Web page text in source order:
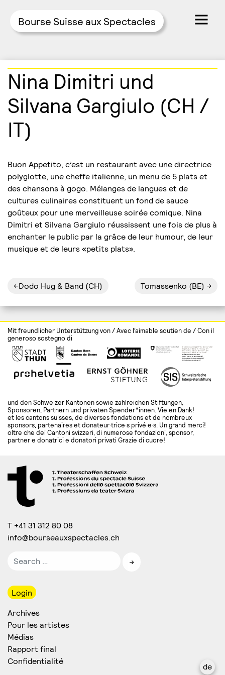
de
Bourse Suisse aux Spectacles
Skip
content
Nina Dimitri und
Silvana Gargiulo (CH /
IT)
Buon Appetito, c’est un restaurant avec une directrice
polyglotte, une cheffe italienne, un menu de 5 plats et
des chansons à gogo. Mélanges de langues et de
cultures culinaires constituent un fond de sauce
goûteux pour une merveilleuse soirée comique. Nina
Dimitri et Silvana Gargiulo réussissent une fois de plus à
enchanter le public par la grâce de leur humour, de leur
musique et de leurs «petits plats».
Navigation
de
l’article
Dodo Hug & Band (CH) Tomassenko (BE)
Mit freundlicher Unterstützung von / Avec l’aimable soutien de / Con il
generoso sostegno di
und den Schweizer Kantonen sowie zahlreichen Stiftungen,
Sponsoren, Partnern und privaten Spender*innen. Vielen Dank!
et les cantons suisses, de diverses fondations et de nombreux
sponsors, partenaires et donateur·trice·s privé·e·s. Un grand merci!
oltre che dei Cantoni svizzeri, di numerose fondazioni, sponsor,
partner e donatrici e donatori privati Grazie di cuore!
T +41 31 312 80 08
info@bourseauxspectacles.ch
Login
Archives
Pour les artistes
Médias
Rapport final
Confidentialité